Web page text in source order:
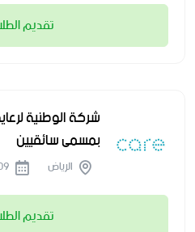
تقديم
شركة الوطنية
بمسمى سائقيين
الرياض
تقديم